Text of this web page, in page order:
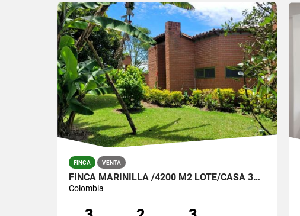
FINCA VENTA
FINCA MARINILLA /4200 M2 LOTE/CASA 300 M2 -APTO 60 M2 $1.600.000.000
Colombia